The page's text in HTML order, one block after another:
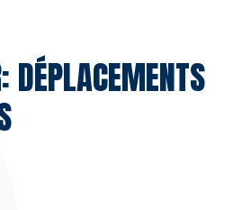
DÉPLACEMENTS